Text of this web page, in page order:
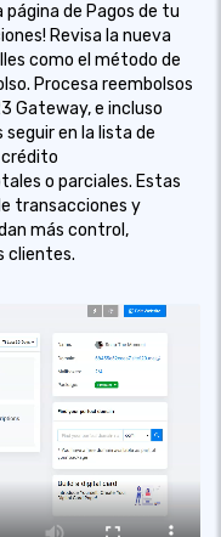
página de Pagos de tu
Revisa la nueva
como el método de
Procesa reembolsos
Gateway, e incluso
en la lista de
o parciales. Estas
transacciones y
más control,
clientes.